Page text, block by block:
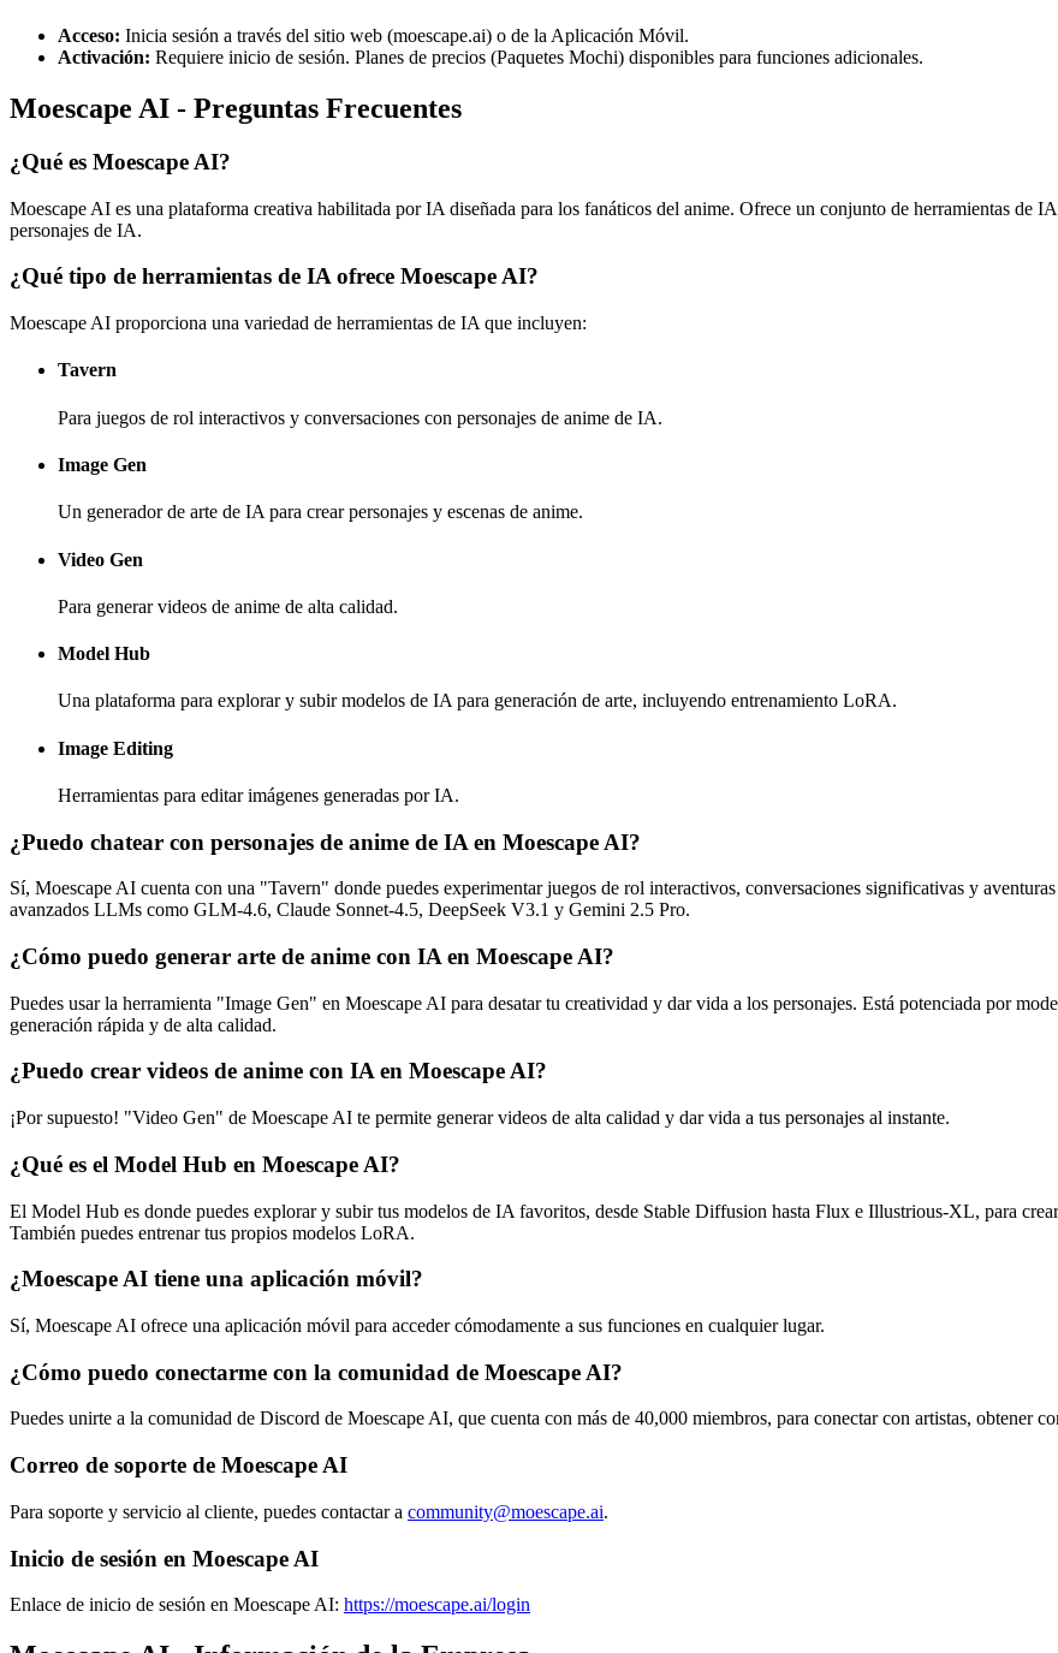
Acceso: Inicia sesión a través del sitio web (moescape.ai) o de la Aplicación Móvil.
Activación: Requiere inicio de sesión. Planes de precios (Paquetes Mochi) disponibles para funciones adicionales.
Moescape AI - Preguntas Frecuentes
¿Qué es Moescape AI?
Moescape AI es una plataforma creativa habilitada por IA diseñada para los fanáticos del anime. Ofrece un conjunto de herramientas de
personajes de IA.
¿Qué tipo de herramientas de IA ofrece Moescape AI?
Moescape AI proporciona una variedad de herramientas de IA que incluyen:
Tavern
Para juegos de rol interactivos y conversaciones con personajes de anime de IA.
Image Gen
Un generador de arte de IA para crear personajes y escenas de anime.
Video Gen
Para generar videos de anime de alta calidad.
Model Hub
Una plataforma para explorar y subir modelos de IA para generación de arte, incluyendo entrenamiento LoRA.
Image Editing
Herramientas para editar imágenes generadas por IA.
¿Puedo chatear con personajes de anime de IA en Moescape AI?
Sí, Moescape AI cuenta con una "Tavern" donde puedes experimentar juegos de rol interactivos, conversaciones significativas y
avanzados LLMs como GLM-4.6, Claude Sonnet-4.5, DeepSeek V3.1 y Gemini 2.5 Pro.
¿Cómo puedo generar arte de anime con IA en Moescape AI?
Puedes usar la herramienta "Image Gen" en Moescape AI para desatar tu creatividad y dar vida a los personajes. Está potenciada por
generación rápida y de alta calidad.
¿Puedo crear videos de anime con IA en Moescape AI?
¡Por supuesto! "Video Gen" de Moescape AI te permite generar videos de alta calidad y dar vida a tus personajes al instante.
¿Qué es el Model Hub en Moescape AI?
El Model Hub es donde puedes explorar y subir tus modelos de IA favoritos, desde Stable Diffusion hasta Flux e Illustrious-XL, para
También puedes entrenar tus propios modelos LoRA.
¿Moescape AI tiene una aplicación móvil?
Sí, Moescape AI ofrece una aplicación móvil para acceder cómodamente a sus funciones en cualquier lugar.
¿Cómo puedo conectarme con la comunidad de Moescape AI?
Puedes unirte a la comunidad de Discord de Moescape AI, que cuenta con más de 40,000 miembros, para conectar con artistas, obtener
Correo de soporte de Moescape AI
Para soporte y servicio al cliente, puedes contactar a community@moescape.ai.
Inicio de sesión en Moescape AI
Enlace de inicio de sesión en Moescape AI: https://moescape.ai/login